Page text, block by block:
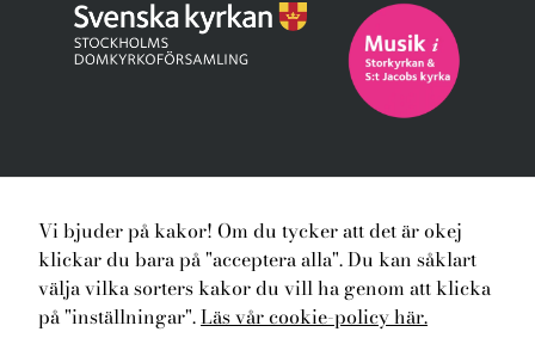
Hem Konserter Nyheter
Kören
Dirigenten
Kontakt
Integritet och kakor
Facebook
Instagram
Vi bjuder på kakor! Om du tycker att det är okej
klickar du bara på "acceptera alla". Du kan såklart
välja vilka sorters kakor du vill ha genom att klicka
på "inställningar".Läs vår cookie-policy här.